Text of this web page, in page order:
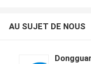
AU SUJET DE NOUS